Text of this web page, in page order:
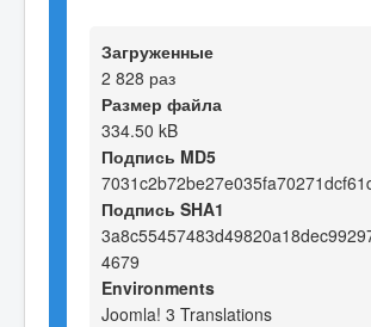
Загруженные
2 828 раз
Размер файла
334.50 kB
Подпись MD5
Подпись SHA1
4679
Environments
Joomla! 3 Translations